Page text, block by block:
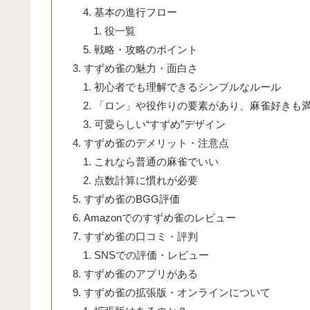
基本の進行フロー
役一覧
戦略・攻略のポイント
すずめ雀の魅力・面白さ
初心者でも理解できるシンプルなルール
「ロン」や役作りの要素があり、麻雀好きも
可愛らしい“すずめ”デザイン
すずめ雀のデメリット・注意点
これなら普通の麻雀でいい
点数計算に慣れが必要
すずめ雀のBGG評価
Amazonでのすずめ雀のレビュー
すずめ雀の口コミ・評判
SNSでの評価・レビュー
すずめ雀のアプリがある
すずめ雀の拡張版・オンラインについて